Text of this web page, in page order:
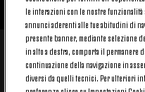
© 2026 Juventus Football Club
Juventus Football Club S.p.A.
CONTACT CENTER (+39)
le interazioni con le nostre
annunci aderenti alle tue abitudini di
presente banner, mediante selezione
in alto a destra, comporta il permanere
continuazione della navigazione in
diversi da quelli tecnici. Per ulteriori